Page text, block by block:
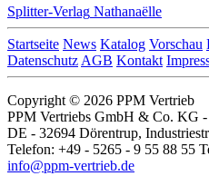
Splitter-Verlag Nathanaëlle
Startseite News Katalog Vorschau
Datenschutz AGB Kontakt
Copyright © 2026 PPM Vertrieb
PPM Vertriebs GmbH & Co. KG -
DE - 32694 Dörentrup,
Telefon: +49 - 5265 - 9 55 88 55
info@ppm-vertrieb.de